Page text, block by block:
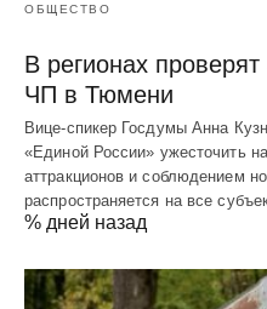
ОБЩЕСТВО
В регионах
ЧП в Тюмени
Вице-спикер Госдумы Анна
«Единой России» ужесточить
аттракционов и соблюдением
распространяется на все
% дней назад